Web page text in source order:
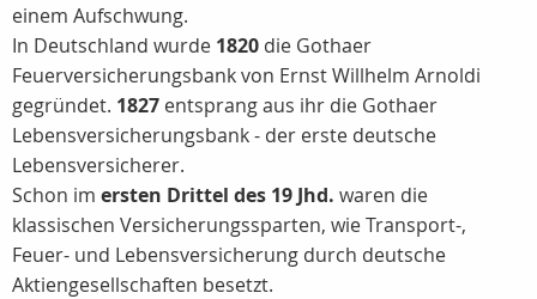
einem Aufschwung.
In Deutschland wurde 1820 die Gothaer
Feuerversicherungsbank von Ernst Willhelm Arnoldi
gegründet. 1827 entsprang aus ihr die Gothaer
Lebensversicherungsbank - der erste deutsche
Lebensversicherer.
Schon im ersten Drittel des 19 Jhd. waren die
klassischen Versicherungssparten, wie Transport-,
Feuer- und Lebensversicherung durch deutsche
Aktiengesellschaften besetzt.